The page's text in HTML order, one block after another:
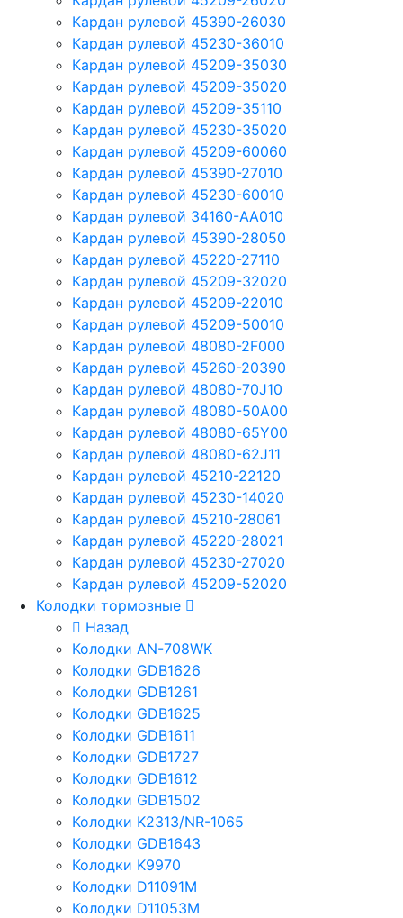
Кардан рулевой 45390-26030
Кардан рулевой 45230-36010
Кардан рулевой 45209-35030
Кардан рулевой 45209-35020
Кардан рулевой 45209-35110
Кардан рулевой 45230-35020
Кардан рулевой 45209-60060
Кардан рулевой 45390-27010
Кардан рулевой 45230-60010
Кардан рулевой 34160-AA010
Кардан рулевой 45390-28050
Кардан рулевой 45220-27110
Кардан рулевой 45209-32020
Кардан рулевой 45209-22010
Кардан рулевой 45209-50010
Кардан рулевой 48080-2F000
Кардан рулевой 45260-20390
Кардан рулевой 48080-70J10
Кардан рулевой 48080-50A00
Кардан рулевой 48080-65Y00
Кардан рулевой 48080-62J11
Кардан рулевой 45210-22120
Кардан рулевой 45230-14020
Кардан рулевой 45210-28061
Кардан рулевой 45220-28021
Кардан рулевой 45230-27020
Кардан рулевой 45209-52020
Колодки тормозные
Назад
Колодки AN-708WK
Колодки GDB1626
Колодки GDB1261
Колодки GDB1625
Колодки GDB1611
Колодки GDB1727
Колодки GDB1612
Колодки GDB1502
Колодки K2313/NR-1065
Колодки GDB1643
Колодки K9970
Колодки D11091M
Колодки D11053M